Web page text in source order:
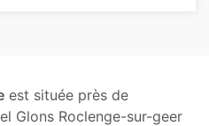
est située près de
Glons Roclenge-sur-geer